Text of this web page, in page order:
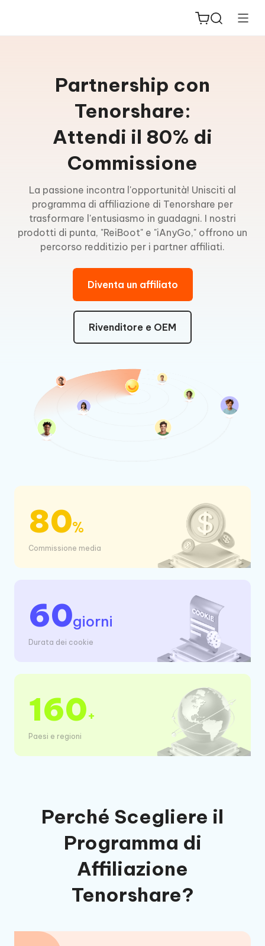
for iOS
PDF
Editor
iAnyGo
Partnership con
Tenorshare:
Attendi il 80% di
Commissione
La passione incontra l'opportunità! Unisciti al
programma di affiliazione di Tenorshare per
trasformare l'entusiasmo in guadagni. I nostri
prodotti di punta, "ReiBoot" e "iAnyGo," offrono un
percorso redditizio per i partner affiliati.
Diventa un affiliato
Rivenditore e OEM
60giorni
Durata dei cookie
80%
Commissione media
160+
Paesi e regioni
Perché Scegliere il
Programma di
Affiliazione
Tenorshare?